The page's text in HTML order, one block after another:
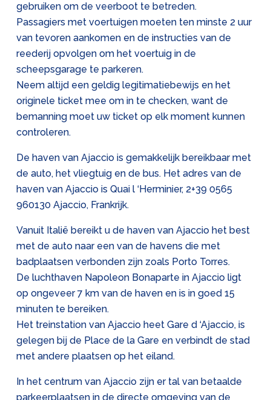
gebruiken om de veerboot te betreden.
Passagiers met voertuigen moeten ten minste 2 uur
van tevoren aankomen en de instructies van de
reederij opvolgen om het voertuig in de
scheepsgarage te parkeren.
Neem altijd een geldig legitimatiebewijs en het
originele ticket mee om in te checken, want de
bemanning moet uw ticket op elk moment kunnen
controleren.
De haven van Ajaccio is gemakkelijk bereikbaar met
de auto, het vliegtuig en de bus. Het adres van de
haven van Ajaccio is Quai l ‘Herminier, 2+39 0565
960130 Ajaccio, Frankrijk.
Vanuit Italië bereikt u de haven van Ajaccio het best
met de auto naar een van de havens die met
badplaatsen verbonden zijn zoals Porto Torres.
De luchthaven Napoleon Bonaparte in Ajaccio ligt
op ongeveer 7 km van de haven en is in goed 15
minuten te bereiken.
Het treinstation van Ajaccio heet Gare d ‘Ajaccio, is
gelegen bij de Place de la Gare en verbindt de stad
met andere plaatsen op het eiland.
In het centrum van Ajaccio zijn er tal van betaalde
parkeerplaatsen in de directe omgeving van de